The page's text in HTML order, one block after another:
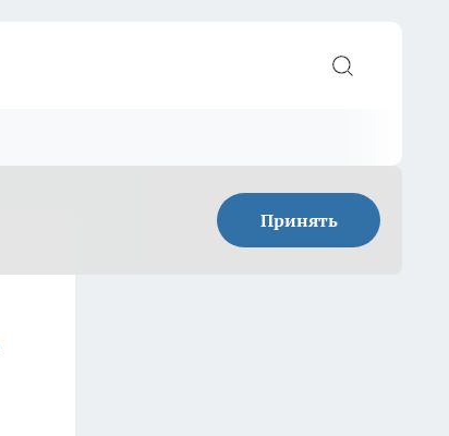
Принять